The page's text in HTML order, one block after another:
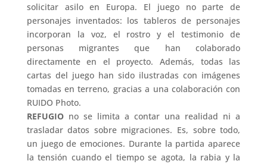
solicitar asilo en Europa. El juego no parte de
personajes inventados: los tableros de personajes
incorporan la voz, el rostro y el testimonio de
personas migrantes que han colaborado
directamente en el proyecto. Además, todas las
cartas del juego han sido ilustradas con imágenes
tomadas en terreno, gracias a una colaboración con
RUIDO Photo.
REFUGIOno se limita a contar una realidad ni a
trasladar datos sobre migraciones. Es, sobre todo,
un juego de emociones. Durante la partida aparece
la tensión cuando el tiempo se agota, la rabia y la